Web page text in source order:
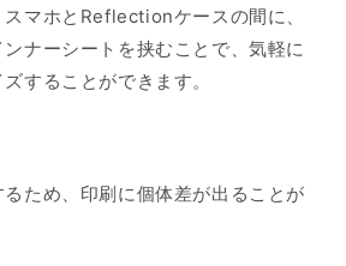
マホとReflectionケースの間に、
ナーシートを挟むことで、気軽に
することができます。
ため、印刷に個体差が出ることが